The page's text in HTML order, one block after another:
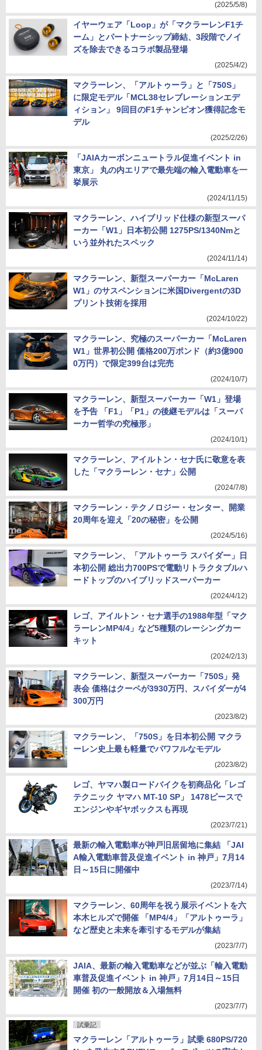
(2025/5/8)
イヤーウェア「Loop」が「マクラーレンF1チ
ーム」とパートナーシップ締結、3段階でノイ
ズを除去できるコラボ製品登場
(2025/4/2)
マクラーレン、「アルトゥーラ」と「750S」
に限定モデル「MCL38セレブレーションエデ
ィション」 9回目のF1チャンピオン獲得記念モ
デル
(2025/2/26)
「JAIAカーボンニュートラル促進イベント in
東京」 丸の内エリアで最先端の輸入電動車を一
挙展示
(2024/11/15)
マクラーレン、ハイブリッド仕様の新型スーパ
ーカー「W1」日本初公開 1275PS/1340Nmと
いう並外れたスペック
(2024/11/14)
マクラーレン、新型スーパーカー「McLaren
W1」のサスペンションに米国Divergentの3D
プリント技術を採用
(2024/10/22)
マクラーレン、究極のスーパーカー「McLaren
W1」世界初公開 価格200万ポンド（約3億900
0万円）で限定399台は完売
(2024/10/7)
マクラーレン、新型スーパーカー「W1」登場
を予告 「F1」「P1」の後継モデルは「スーパ
ーカー哲学の究極形」
(2024/10/1)
マクラーレン、アイルトン・セナ氏に敬意を表
した「マクラーレン・セナ」公開
(2024/7/8)
マクラーレン・テクノロジー・センター、開業
20周年を迎え「20の秘密」を公開
(2024/5/16)
マクラーレン、「アルトゥーラ スパイダー」日
本初公開 総出力700PSで電動リトラクタブルハ
ードトップのハイブリッドスーパーカー
(2024/4/12)
レゴ、アイルトン・セナ選手の1988年型「マク
ラーレンMP4/4」など5種類のレーシングカー
キット
(2024/2/13)
マクラーレン、新型スーパーカー「750S」発
表会 価格はクーペが3930万円、スパイダーが4
300万円
(2023/8/2)
マクラーレン、「750S」を日本初公開 マクラ
ーレン史上最も軽量でパワフルなモデル
(2023/8/2)
レゴ、ヤマハ製ロードバイクを初商品化「レゴ
テクニック ヤマハ MT-10 SP」 1478ピースで
エンジンやギヤボックスも再現
(2023/7/21)
最新の輸入電動車が神戸旧居留地に集結 「JAI
A輸入電動車普及促進イベント in 神戸」7月14
日～15日に開催中
(2023/7/14)
マクラーレン、60周年を祝う展示イベントを六
本木ヒルズで開催 「MP4/4」「アルトゥーラ」
など歴史と未来を牽引するモデルが集結
(2023/7/7)
JAIA、最新の輸入電動車などが並ぶ「輸入電動
車普及促進イベント in 神戸」7月14日～15日
開催 初の一般開放＆入場無料
(2023/7/7)
試乗記
マクラーレン「アルトゥーラ」試乗 680PS/720